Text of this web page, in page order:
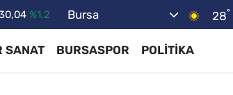
%0.27
Bursa 28°
SANAT BURSASPOR POLİTİKA